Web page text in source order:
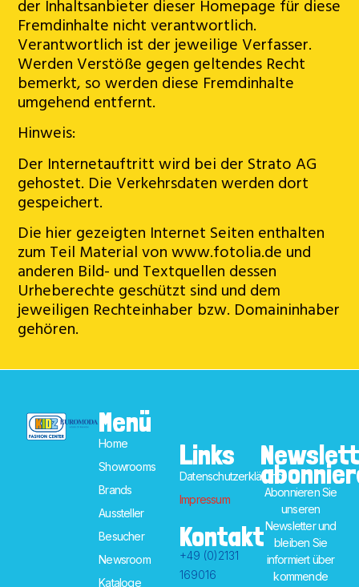
der Inhaltsanbieter dieser Homepage für diese
Fremdinhalte nicht verantwortlich.
Verantwortlich ist der jeweilige Verfasser.
Werden Verstöße gegen geltendes Recht
bemerkt, so werden diese Fremdinhalte
umgehend entfernt.
Hinweis:
Der Internetauftritt wird bei der Strato AG
gehostet. Die Verkehrsdaten werden dort
gespeichert.
Die hier gezeigten Internet Seiten enthalten
zum Teil Material von www.fotolia.de und
anderen Bild- und Textquellen dessen
Urheberechte geschützt sind und dem
jeweiligen Rechteinhaber bzw. Domaininhaber
gehören.
Menü
Home
Showrooms
Brands
Aussteller
Besucher
Newsroom
Kataloge
Links
Datenschutzerklärung
Impressum
Kontakt
+49 (0)2131
169016
Abonnieren Sie
unseren
Newsletter und
bleiben Sie
informiert über
kommende